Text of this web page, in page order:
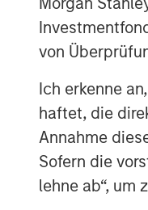
von
Ich erkenne
haftet, die
Annahme
Sofern die
lehne ab“, um
About
under
with